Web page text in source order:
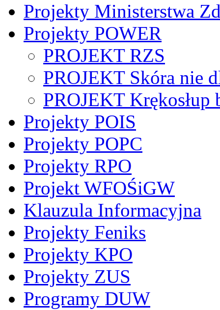
Projekty Ministerstwa
Projekty POWER
PROJEKT RZS
PROJEKT Skóra nie
PROJEKT Krękosłup
Projekty POIS
Projekty POPC
Projekty RPO
Projekt WFOŚiGW
Klauzula Informacyjna
Projekty Feniks
Projekty KPO
Projekty ZUS
Programy DUW